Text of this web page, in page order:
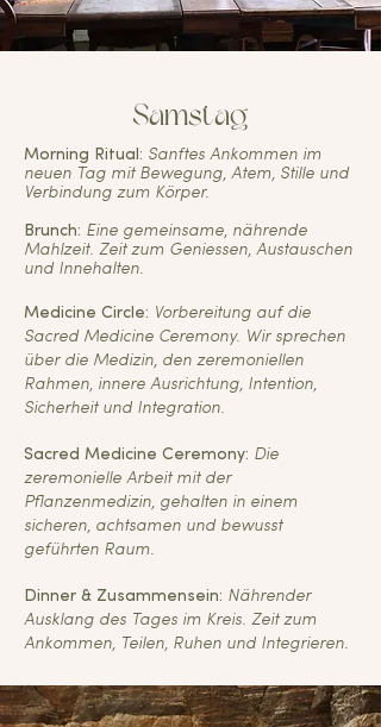
Samstag
Morning Ritual: Sanftes Ankommen im
neuen Tag mit Bewegung, Atem, Stille und
Verbindung zum Körper.
Brunch: Eine gemeinsame, nährende
Mahlzeit. Zeit zum Geniessen, Austauschen
und Innehalten.
Medicine Circle: Vorbereitung auf die
Sacred Medicine Ceremony. Wir sprechen
über die Medizin, den zeremoniellen
Rahmen, innere Ausrichtung, Intention,
Sicherheit und Integration.
Sacred Medicine Ceremony: Die
zeremonielle Arbeit mit der
Pflanzenmedizin, gehalten in einem
sicheren, achtsamen und bewusst
geführten Raum.
Dinner & Zusammensein: Nährender
Ausklang des Tages im Kreis. Zeit zum
Ankommen, Teilen, Ruhen und Integrieren.